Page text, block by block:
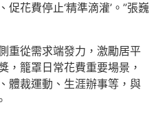
花費停止‘精準滴灌’。”張巍
重從需求端發力，激勵居平
，籠罩日常花費重要場景，
體裁運動、生涯辦事等，與